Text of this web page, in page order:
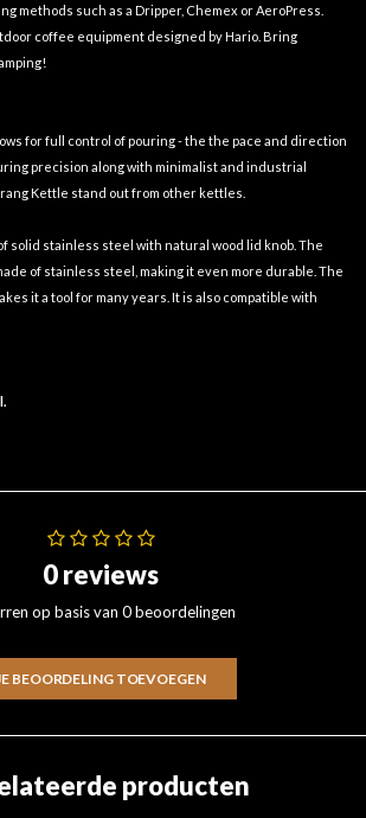
methods such as a Dripper, Chemex or AeroPress.
coffee equipment designed by Hario. Bring
for full control of pouring - the the pace and direction
precision along with minimalist and industrial
Kettle stand out from other kettles.
solid stainless steel with natural wood lid knob. The
of stainless steel, making it even more durable. The
it a tool for many years. It is also compatible with
0 reviews
op basis van 0 beoordelingen
BEOORDELING TOEVOEGEN
producten